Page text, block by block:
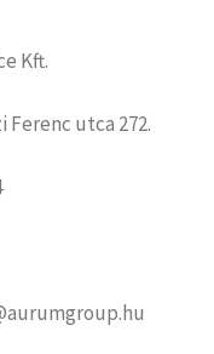
Kft.
Ferenc utca 272.